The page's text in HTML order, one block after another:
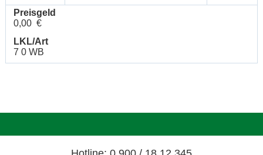
Preisgeld
0,00 €
LKL/Art
7 0 WB